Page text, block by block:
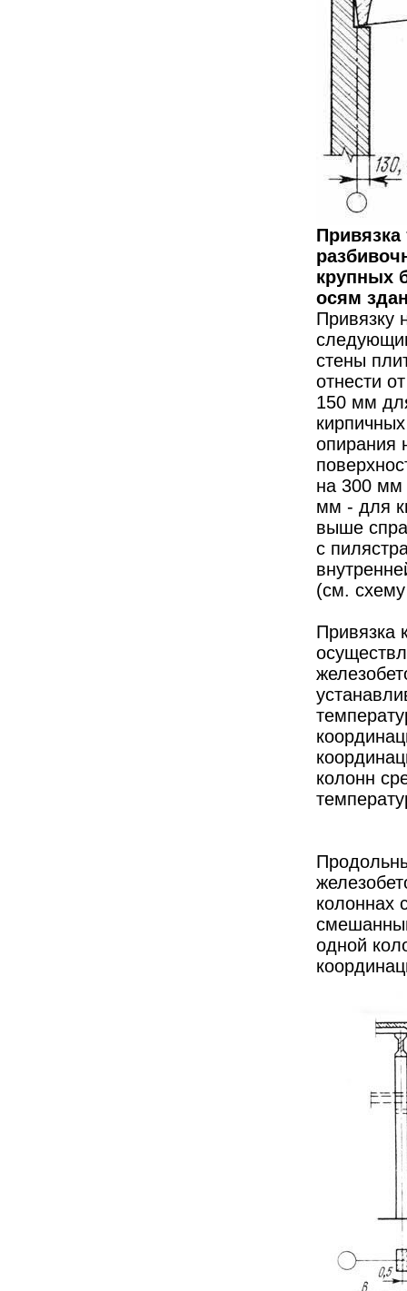
крупных
осям
Привязку
стены
отнести
150 мм
опирания
на 300 мм
мм - для
выше
с
(см.
Привязка
колонн
колоннах
одной